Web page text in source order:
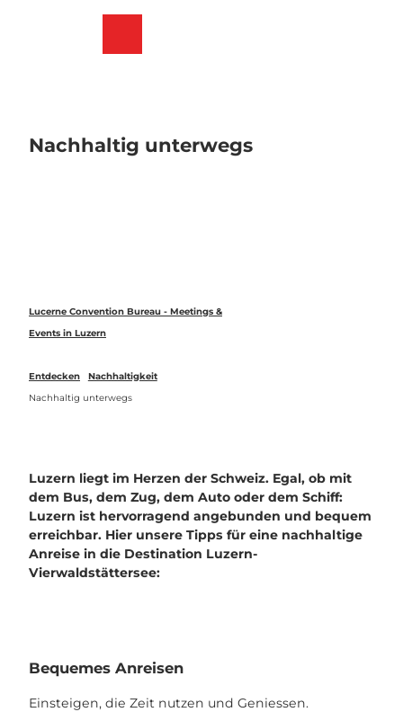
Nachhaltig unterwegs
Lucerne Convention Bureau - Meetings &
Events in Luzern
Entdecken
Nachhaltigkeit
Nachhaltig unterwegs
Luzern liegt im Herzen der Schweiz. Egal, ob mit
dem Bus, dem Zug, dem Auto oder dem Schiff:
Luzern ist hervorragend angebunden und bequem
erreichbar. Hier unsere Tipps für eine nachhaltige
Anreise in die Destination Luzern-
Vierwaldstättersee:
Bequemes Anreisen
Einsteigen, die Zeit nutzen und Geniessen.